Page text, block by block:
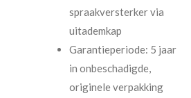
spraakversterker via
uitademkap
Garantieperiode: 5 jaar
in onbeschadigde,
originele verpakking